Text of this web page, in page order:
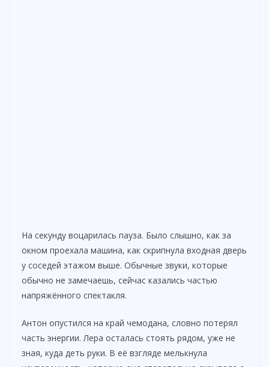
На секунду воцарилась пауза. Было слышно, как за
окном проехала машина, как скрипнула входная дверь
у соседей этажом выше. Обычные звуки, которые
обычно не замечаешь, сейчас казались частью
напряжённого спектакля.
Антон опустился на край чемодана, словно потерял
часть энергии. Лера осталась стоять рядом, уже не
зная, куда деть руки. В её взгляде мелькнула